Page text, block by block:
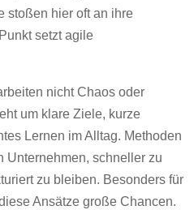
stoßen hier oft an ihre
setzt agile
nicht Chaos oder
um klare Ziele, kurze
Lernen im Alltag. Methoden
Unternehmen, schneller zu
zu bleiben. Besonders für
Ansätze große Chancen.